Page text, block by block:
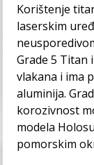
Korištenje
laserskim
Grade 5 Titan
vlakana i ima
aluminija.
korozivnost
modela
pomorskim